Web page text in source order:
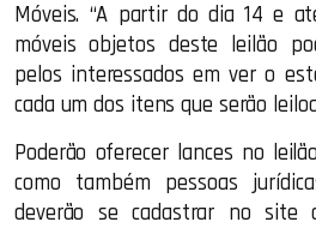
Móveis. “A partir do dia 14 e
móveis objetos deste leilão
pelos interessados em ver o
cada um dos itens que serão
Poderão oferecer lances no
como também pessoas
deverão se cadastrar no site